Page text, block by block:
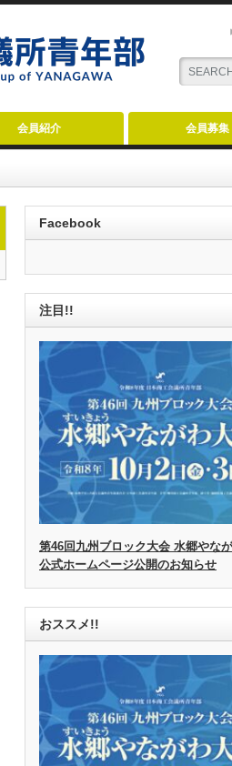
会員紹介 会員募集
Facebook
注目!!
第46回九州ブロック大会 水郷やな
公式ホームページ公開のお知らせ
おススメ!!